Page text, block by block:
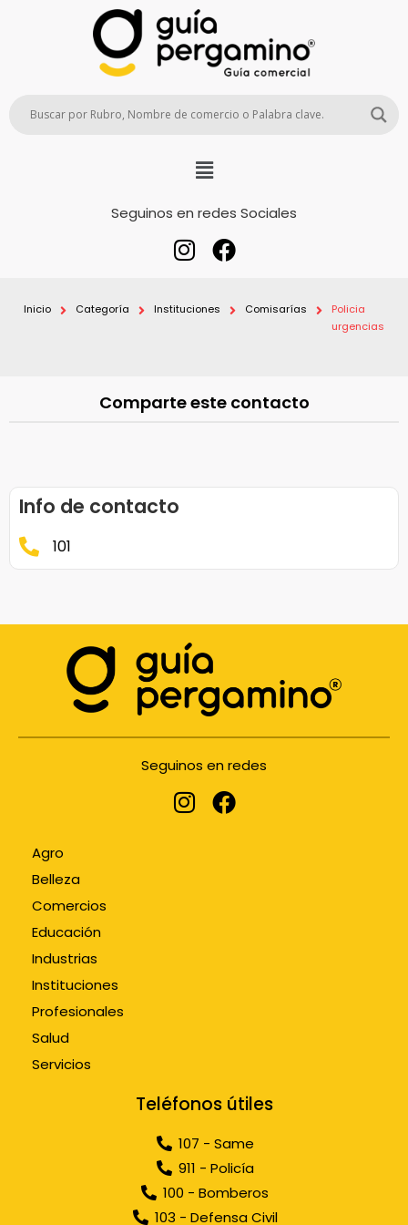
Seguinos en redes Sociales
Inicio Categoría Instituciones Comisarías
Policia
urgencias
Comparte este contacto
Info de contacto
101
Seguinos en redes
Agro
Belleza
Comercios
Educación
Industrias
Instituciones
Profesionales
Salud
Servicios
Teléfonos útiles
107 - Same
911 - Policía
100 - Bomberos
103 - Defensa Civil